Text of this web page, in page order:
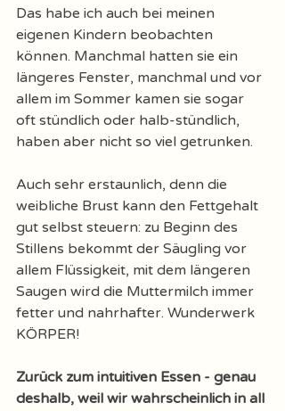
Das habe ich auch bei meinen
eigenen Kindern beobachten
können. Manchmal hatten sie ein
längeres Fenster, manchmal und vor
allem im Sommer kamen sie sogar
oft stündlich oder halb-stündlich,
haben aber nicht so viel getrunken.
Auch sehr erstaunlich, denn die
weibliche Brust kann den Fettgehalt
gut selbst steuern: zu Beginn des
Stillens bekommt der Säugling vor
allem Flüssigkeit, mit dem längeren
Saugen wird die Muttermilch immer
fetter und nahrhafter. Wunderwerk
KÖRPER!
Zurück zum intuitiven Essen - genau
deshalb, weil wir wahrscheinlich in all